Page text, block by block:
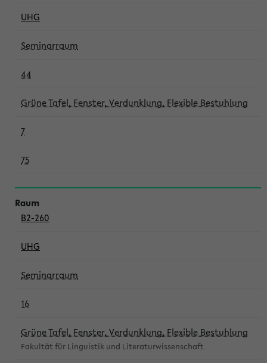
UHG
Seminarraum
44
Grüne Tafel, Fenster, Verdunklung, Flexible Bestuhlung
7
75
B2-260
UHG
Seminarraum
16
Grüne Tafel, Fenster, Verdunklung, Flexible Bestuhlung
Fakultät für Linguistik und Literaturwissenschaft